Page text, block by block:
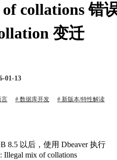
collations 错
变迁
01-13
言 数据库开发 新版本/特性解读
8.5 以后，使用 Dbeaver 执行
mix of collations